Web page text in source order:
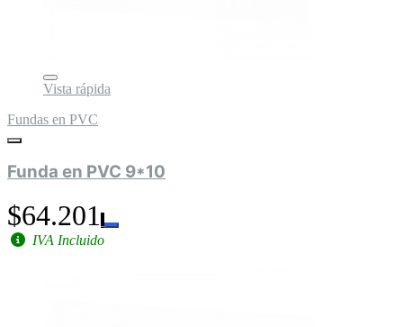
Vista rápida
Fundas en PVC
Funda en PVC 9*10
$64.201
IVA Incluido